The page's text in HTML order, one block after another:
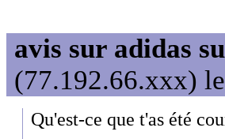
avis sur adidas
(77.192.66.xxx)
Qu'est-ce que t'as été